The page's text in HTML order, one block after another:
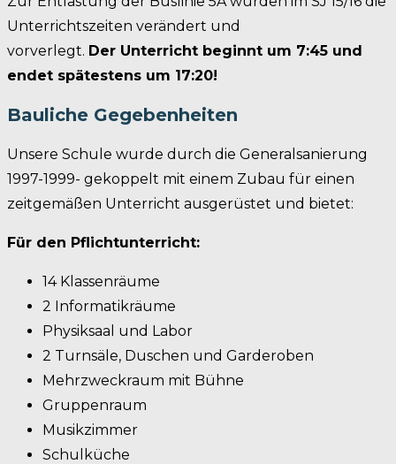
Unterrichtszeiten verändert und
vorverlegt. Der Unterricht beginnt um 7:45 und
endet spätestens um 17:20!
Bauliche Gegebenheiten
Unsere Schule wurde durch die Generalsanierung
1997-1999- gekoppelt mit einem Zubau für einen
zeitgemäßen Unterricht ausgerüstet und bietet:
Für den Pflichtunterricht:
14 Klassenräume
2 Informatikräume
Physiksaal und Labor
2 Turnsäle, Duschen und Garderoben
Mehrzweckraum mit Bühne
Gruppenraum
Musikzimmer
Schulküche